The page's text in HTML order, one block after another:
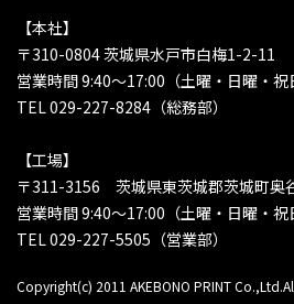
【本社】
〒310-0804 茨城県水戸市白梅1-2-11
営業時間 9:40〜17:00（土曜・日曜・祝
TEL 029-227-8284（総務部）
【工場】
〒311-3156 茨城県東茨城郡茨城町奥
営業時間 9:40〜17:00（土曜・日曜・祝
TEL 029-227-5505（営業部）
Copyright(c) 2011 AKEBONO PRINT